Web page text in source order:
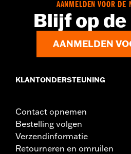
AANMELDEN VOOR DE
Blijf op
AANMELDEN
KLANTONDERSTEUNING
Contact opnemen
Bestelling volgen
Verzendinformatie
Retourneren en omruilen